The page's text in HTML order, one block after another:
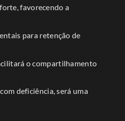
favorecendo a
para retenção de
o compartilhamento
deficiência, será uma